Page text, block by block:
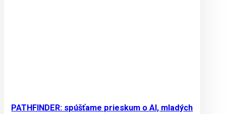
PATHFINDER: spúšťame prieskum o AI, mladých